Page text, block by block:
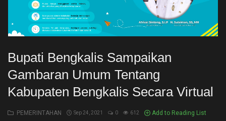
GALERI FOTO
INTERNASIONAL
KESEHATAN
LINGKUNGAN
Bupati Bengkalis Sampaikan
Gambaran Umum Tentang
Kabupaten Bengkalis Secara Virtual
PEMERINTAHAN Sep 24, 2021 0 612 Add to Reading List